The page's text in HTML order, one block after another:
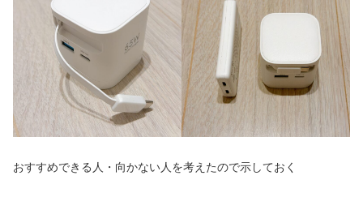
おすすめできる人・向かない人を考えたので示しておく